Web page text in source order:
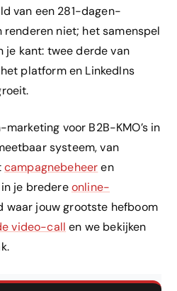
van een 281-dagen-
renderen niet; het samenspel
je kant: twee derde van
platform en LinkedIns
voor B2B-KMO’s in
systeem, van
campagnebeheeren
je bredereonline-
waar jouw grootste hefboom
video-call en we bekijken